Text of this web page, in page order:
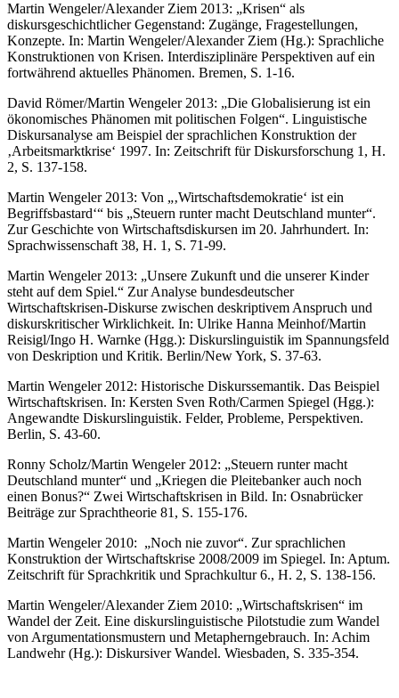
Martin Wengeler/Alexander Ziem 2013: „Krisen“ als
diskursgeschichtlicher Gegenstand: Zugänge, Fragestellungen,
Konzepte. In: Martin Wengeler/Alexander Ziem (Hg.): Sprachliche
Konstruktionen von Krisen. Interdisziplinäre Perspektiven auf ein
fortwährend aktuelles Phänomen. Bremen, S. 1-16.
David Römer/Martin Wengeler 2013: „Die Globalisierung ist ein
ökonomisches Phänomen mit politischen Folgen“. Linguistische
Diskursanalyse am Beispiel der sprachlichen Konstruktion der
‚Arbeitsmarktkrise‘ 1997. In: Zeitschrift für Diskursforschung 1, H.
2, S. 137-158.
Martin Wengeler 2013: Von „‚Wirtschaftsdemokratie‘ ist ein
Begriffsbastard‘“ bis „Steuern runter macht Deutschland munter“.
Zur Geschichte von Wirtschaftsdiskursen im 20. Jahrhundert. In:
Sprachwissenschaft 38, H. 1, S. 71-99.
Martin Wengeler 2013: „Unsere Zukunft und die unserer Kinder
steht auf dem Spiel.“ Zur Analyse bundesdeutscher
Wirtschaftskrisen-Diskurse zwischen deskriptivem Anspruch und
diskurskritischer Wirklichkeit. In: Ulrike Hanna Meinhof/Martin
Reisigl/Ingo H. Warnke (Hgg.): Diskurslinguistik im Spannungsfeld
von Deskription und Kritik. Berlin/New York, S. 37-63.
Martin Wengeler 2012: Historische Diskurssemantik. Das Beispiel
Wirtschaftskrisen. In: Kersten Sven Roth/Carmen Spiegel (Hgg.):
Angewandte Diskurslinguistik. Felder, Probleme, Perspektiven.
Berlin, S. 43-60.
Ronny Scholz/Martin Wengeler 2012: „Steuern runter macht
Deutschland munter“ und „Kriegen die Pleitebanker auch noch
einen Bonus?“ Zwei Wirtschaftskrisen in Bild. In: Osnabrücker
Beiträge zur Sprachtheorie 81, S. 155-176.
Martin Wengeler 2010: „Noch nie zuvor“. Zur sprachlichen
Konstruktion der Wirtschaftskrise 2008/2009 im Spiegel. In: Aptum.
Zeitschrift für Sprachkritik und Sprachkultur 6., H. 2, S. 138-156.
Martin Wengeler/Alexander Ziem 2010: „Wirtschaftskrisen“ im
Wandel der Zeit. Eine diskurslinguistische Pilotstudie zum Wandel
von Argumentationsmustern und Metapherngebrauch. In: Achim
Landwehr (Hg.): Diskursiver Wandel. Wiesbaden, S. 335-354.